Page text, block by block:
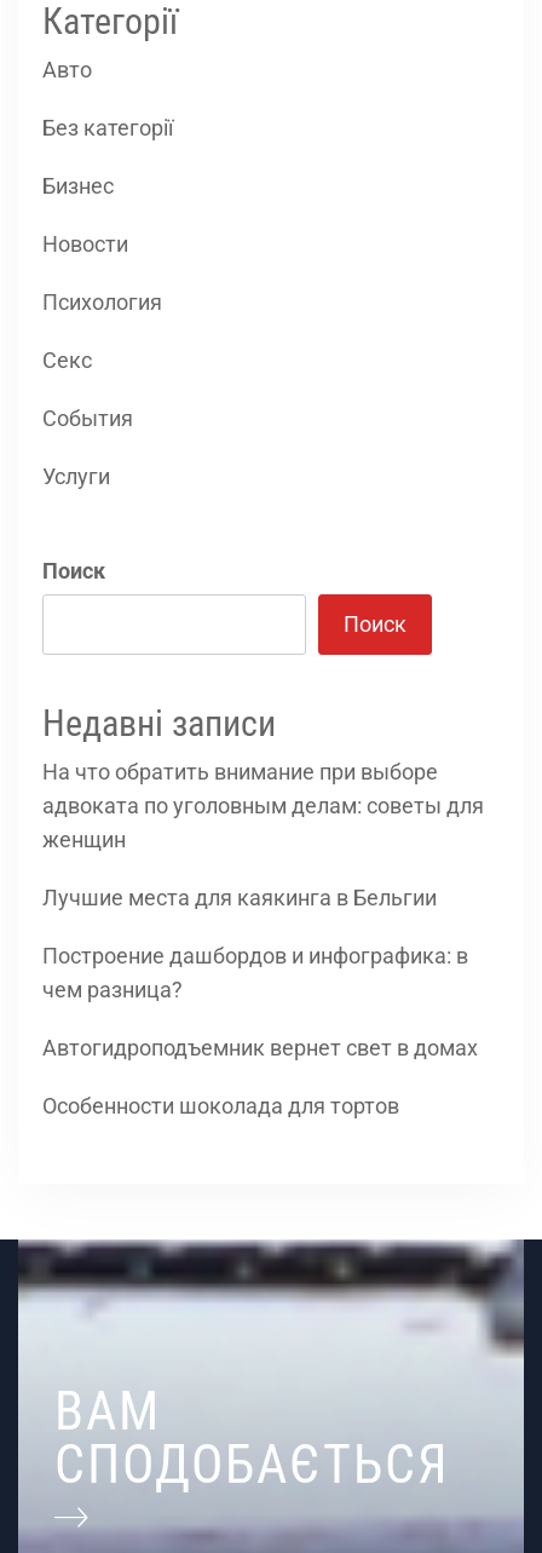
Категорії
Авто
Без категорії
Бизнес
Новости
Психология
Секс
События
Услуги
Поиск
Поиск
Недавні записи
На что обратить внимание при выборе
адвоката по уголовным делам: советы для
женщин
Лучшие места для каякинга в Бельгии
Построение дашбордов и инфографика: в
чем разница?
Автогидроподъемник вернет свет в домах
Особенности шоколада для тортов
ВАМ
СПОДОБАЄТЬСЯ